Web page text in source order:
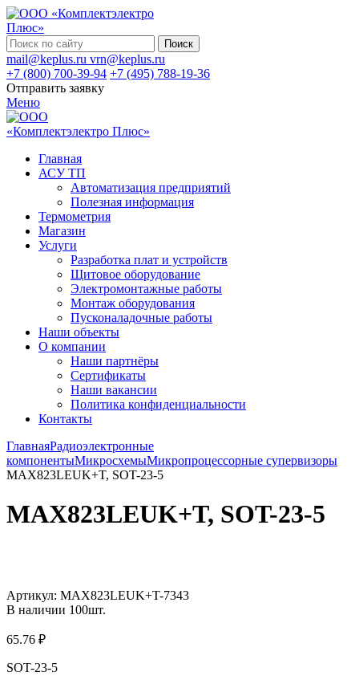
Поиск
mail@keplus.ru vrn@keplus.ru
+7 (800) 700-39-94 +7 (495) 788-19-36
Отправить заявку
Меню
Главная
АСУ ТП
Автоматизация предприятий
Полезная информация
Термометрия
Магазин
Услуги
Разработка плат и устройств
Щитовое оборудование
Электромонтажные работы
Монтаж оборудования
Пусконаладочные работы
Наши объекты
О компании
Наши партнёры
Сертификаты
Наши вакансии
Политика конфиденциальности
Контакты
ГлавнаяРадиоэлектронные
компонентыМикросхемыМикропроцессорные супервизоры
MAX823LEUK+T, SOT-23-5
MAX823LEUK+T, SOT-23-5
Артикул: MAX823LEUK+T-7343
В наличии 100шт.
65.76 ₽
SOT-23-5